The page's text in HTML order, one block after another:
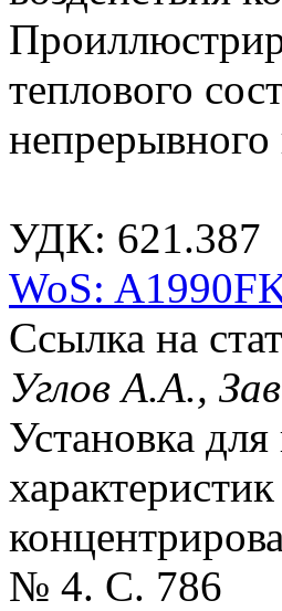
теплового
непрерывного
УДК: 621.387
WoS:
Ссылка на
Углов А.А.,
Установка
№ 4. С. 786